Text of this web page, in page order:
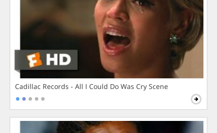
Cadillac Records - All I Could Do Was Cry Scene